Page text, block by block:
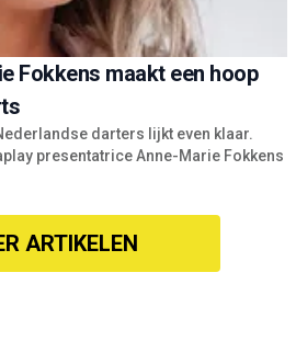
Fokkens maakt een hoop
darters lijkt even klaar.
presentatrice Anne-Marie Fokkens
ARTIKELEN